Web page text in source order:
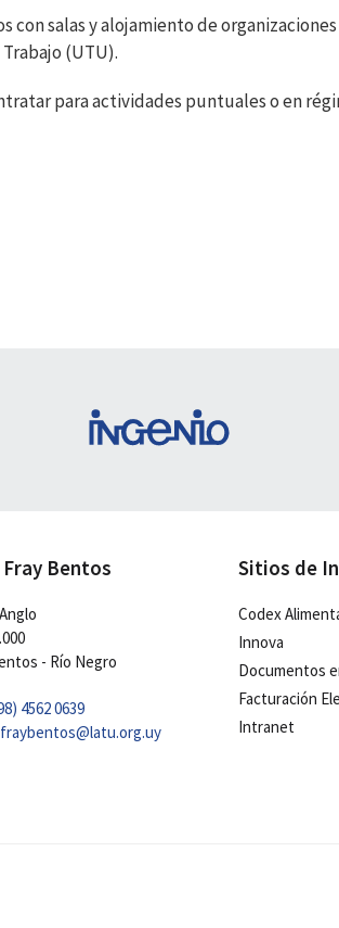
con salas y alojamiento de
(UTU).
para actividades puntuales o en
Fray Bentos
- Río Negro
4562 0639
Sitios de
Codex
Innova
Documentos
Facturación
Intranet